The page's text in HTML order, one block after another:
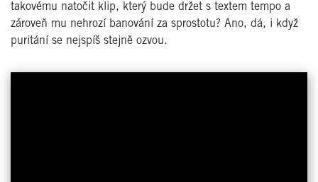
takovému natočit klip, který bude držet s textem tempo a
zároveň mu nehrozí banování za sprostotu? Ano, dá, i když
puritání se nejspíš stejně ozvou.